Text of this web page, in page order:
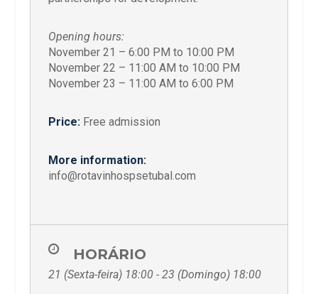
Opening hours:
November 21 – 6:00 PM to 10:00 PM
November 22 – 11:00 AM to 10:00 PM
November 23 – 11:00 AM to 6:00 PM
Price: Free admission
More information:
info@rotavinhospsetubal.com
HORÁRIO
21 (Sexta-feira) 18:00 - 23 (Domingo) 18:00